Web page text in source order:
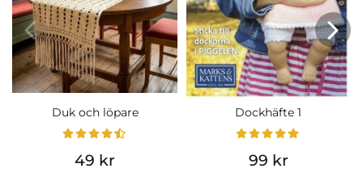
Duk och löpare
49 kr
Dockhäfte 1
99 kr